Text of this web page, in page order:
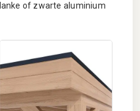
of zwarte aluminium